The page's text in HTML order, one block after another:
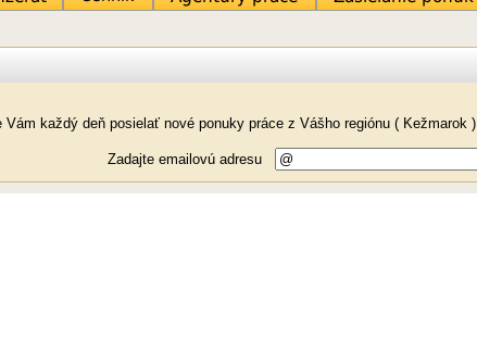
každý deň posielať nové ponuky práce z Vášho regiónu ( Kežmarok )
Zadajte emailovú adresu